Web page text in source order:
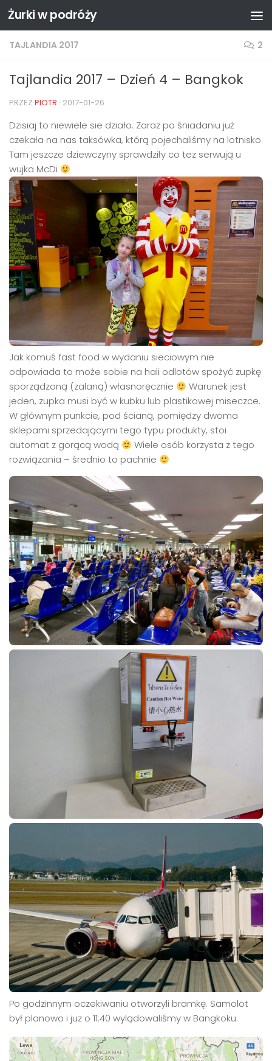
Przejdź do treści
Żurki w podróży
TAJLANDIA 2017 2
Tajlandia 2017 – Dzień 4 – Bangkok
PRZEZ PIOTR · 2017-01-26
Dzisiaj to niewiele sie działo. Zaraz po śniadaniu już
czekała na nas taksówka, którą pojechaliśmy na lotnisko.
Tam jeszcze dziewczyny sprawdziły co tez serwują u
wujka McDi
Jak komuś fast food w wydaniu sieciowym nie
odpowiada to może sobie na hali odlotów spożyć zupkę
sporządzoną (zalaną) własnoręcznie
Warunek jest
jeden, zupka musi być w kubku lub plastikowej miseczce.
W głównym punkcie, pod ścianą, pomiędzy dwoma
sklepami sprzedającymi tego typu produkty, stoi
automat z gorącą wodą
Wiele osób korzysta z tego
rozwiązania – średnio to pachnie
Po godzinnym oczekiwaniu otworzyli bramkę. Samolot
był planowo i juz o 11:40 wylądowaliśmy w Bangkoku.